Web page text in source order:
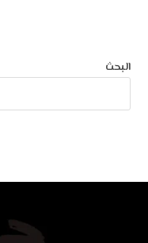
البحث